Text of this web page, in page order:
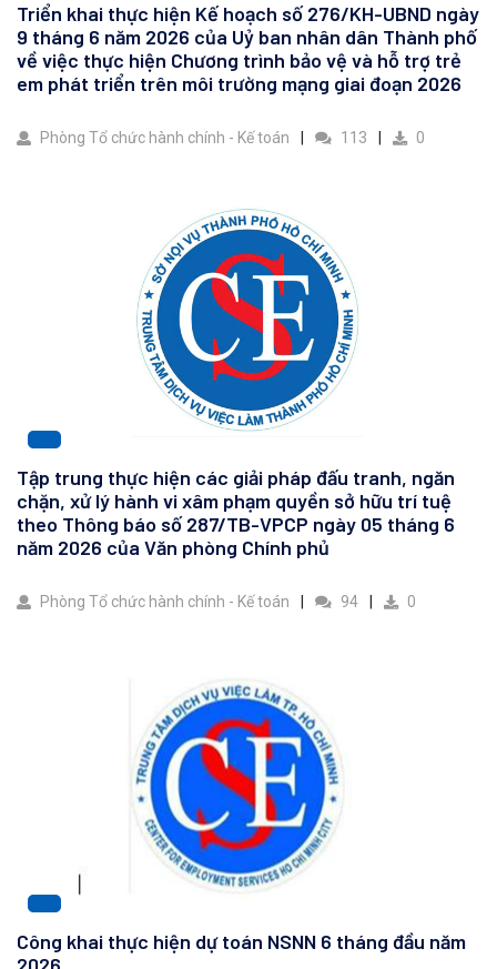
Triển khai thực hiện Kế hoạch số 276/KH-UBND ngày
9 tháng 6 năm 2026 của Uỷ ban nhân dân Thành phố
về việc thực hiện Chương trình bảo vệ và hỗ trợ trẻ
em phát triển trên môi trường mạng giai đoạn 2026
Phòng Tổ chức hành chính - Kế toán 113 0
Tập trung thực hiện các giải pháp đấu tranh, ngăn
chặn, xử lý hành vi xâm phạm quyền sở hữu trí tuệ
theo Thông báo số 287/TB-VPCP ngày 05 tháng 6
năm 2026 của Văn phòng Chính phủ
Phòng Tổ chức hành chính - Kế toán 94 0
Công khai thực hiện dự toán NSNN 6 tháng đầu năm